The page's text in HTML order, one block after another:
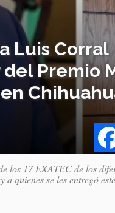
Luis Corral
del Premio
en
los 17 EXATEC de los
a quienes se les entregó este